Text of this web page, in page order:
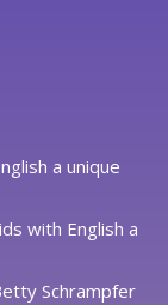
a unique
with English a
Schrampfer